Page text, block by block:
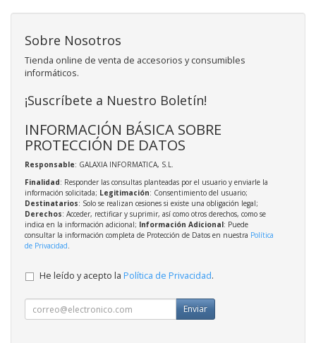
Sobre Nosotros
Tienda online de venta de accesorios y consumibles
informáticos.
¡Suscríbete a Nuestro Boletín!
INFORMACIÓN BÁSICA SOBRE
PROTECCIÓN DE DATOS
Responsable: GALAXIA INFORMATICA, S.L.
Finalidad: Responder las consultas planteadas por el usuario y enviarle la
información solicitada; Legitimación: Consentimiento del usuario;
Destinatarios: Solo se realizan cesiones si existe una obligación legal;
Derechos: Acceder, rectificar y suprimir, así como otros derechos, como se
indica en la información adicional; Información Adicional: Puede
consultar la información completa de Protección de Datos en nuestra Política
de Privacidad.
He leído y acepto la Política de Privacidad.
Enviar